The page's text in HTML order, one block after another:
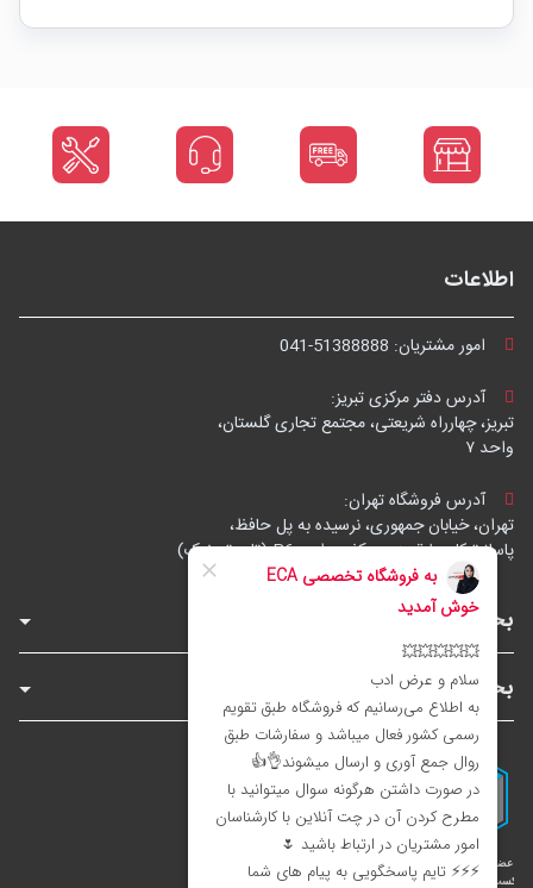
اطلاعات
امور مشتریان: 041-51388888
آدرس دفتر مرکزی تبریز:
تبریز، چهارراه شریعتی، مجتمع تجاری گلستان،
واحد ۷
آدرس فروشگاه تهران:
تهران، خیابان جمهوری، نرسیده به پل حافظ،
پاساژ توکل، طبقه زیرهمکف، واحد B6 (تاپ ترونیک)
بخش‌های فروشگاه
بخش‌های سایت